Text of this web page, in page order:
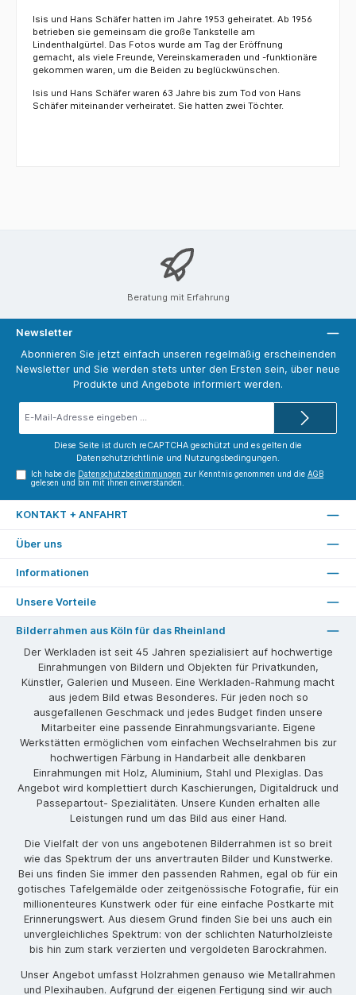
Isis und Hans Schäfer hatten im Jahre 1953 geheiratet. Ab 1956
betrieben sie gemeinsam die große Tankstelle am
Lindenthalgürtel. Das Fotos wurde am Tag der Eröffnung
gemacht, als viele Freunde, Vereinskameraden und -funktionäre
gekommen waren, um die Beiden zu beglückwünschen.
Isis und Hans Schäfer waren 63 Jahre bis zum Tod von Hans
Schäfer miteinander verheiratet. Sie hatten zwei Töchter.
Beratung mit Erfahrung
Newsletter
Abonnieren Sie jetzt einfach unseren regelmäßig erscheinenden
Newsletter und Sie werden stets unter den Ersten sein, über neue
Produkte und Angebote informiert werden.
Diese Seite ist durch reCAPTCHA geschützt und es gelten die
Datenschutzrichtlinie und Nutzungsbedingungen.
Ich habe die Datenschutzbestimmungen zur Kenntnis genommen und dieAGB
gelesen und bin mit ihnen einverstanden.
KONTAKT + ANFAHRT
Über uns
Informationen
Unsere Vorteile
Bilderrahmen aus Köln für das Rheinland
Der Werkladen ist seit 45 Jahren spezialisiert auf hochwertige
Einrahmungen von Bildern und Objekten für Privatkunden,
Künstler, Galerien und Museen. Eine Werkladen-Rahmung macht
aus jedem Bild etwas Besonderes. Für jeden noch so
ausgefallenen Geschmack und jedes Budget finden unsere
Mitarbeiter eine passende Einrahmungsvariante. Eigene
Werkstätten ermöglichen vom einfachen Wechselrahmen bis zur
hochwertigen Färbung in Handarbeit alle denkbaren
Einrahmungen mit Holz, Aluminium, Stahl und Plexiglas. Das
Angebot wird komplettiert durch Kaschierungen, Digitaldruck und
Passepartout- Spezialitäten. Unsere Kunden erhalten alle
Leistungen rund um das Bild aus einer Hand.
Die Vielfalt der von uns angebotenen Bilderrahmen ist so breit
wie das Spektrum der uns anvertrauten Bilder und Kunstwerke.
Bei uns finden Sie immer den passenden Rahmen, egal ob für ein
gotisches Tafelgemälde oder zeitgenössische Fotografie, für ein
millionenteures Kunstwerk oder für eine einfache Postkarte mit
Erinnerungswert. Aus diesem Grund finden Sie bei uns auch ein
unvergleichliches Spektrum: von der schlichten Naturholzleiste
bis hin zum stark verzierten und vergoldeten Barockrahmen.
Unser Angebot umfasst Holzrahmen genauso wie Metallrahmen
und Plexihauben. Aufgrund der eigenen Fertigung sind wir auch